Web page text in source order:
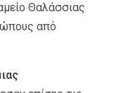
Θαλάσσιας
από